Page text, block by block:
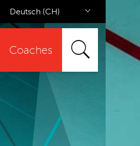
Deutsch (CH)
Coaches